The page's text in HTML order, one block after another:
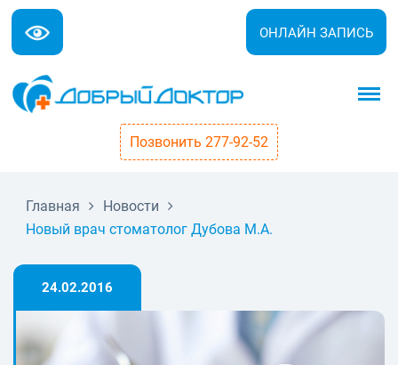
ОНЛАЙН ЗАПИСЬ
Позвонить 277-92-52
Главная
Новости
Новый врач стоматолог Дубова М.А.
24.02.2016